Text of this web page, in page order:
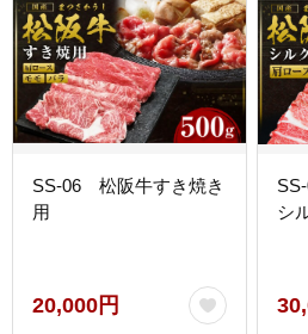
SS-06 松阪牛すき焼き
用
20,000円
シ